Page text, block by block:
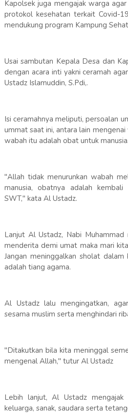
Kapolsek juga mengajak warga
protokol kesehatan terkait Covid-
mendukung program Kampung
Usai sambutan Kepala Desa dan
dengan acara inti yakni ceramah
Ustadz Islamuddin, S.Pdi,.
Isi ceramahnya meliputi, persoalan
ummat saat ini, antara lain
wabah itu adalah obat untuk manusia.
"Allah tidak menurunkan wabah
manusia, obatnya adalah
SWT," kata Al Ustadz.
Lanjut Al Ustadz, Nabi Muhammad
menderita demi umat maka mari
Jangan meninggalkan sholat
adalah tiang agama.
Al Ustadz lalu mengingatkan,
sesama muslim serta menghindari
"Ditakutkan bila kita meninggal
mengenal Allah," tutur Al Ustadz
Lebih lanjut, Al Ustadz mengajak
keluarga, sanak, saudara serta